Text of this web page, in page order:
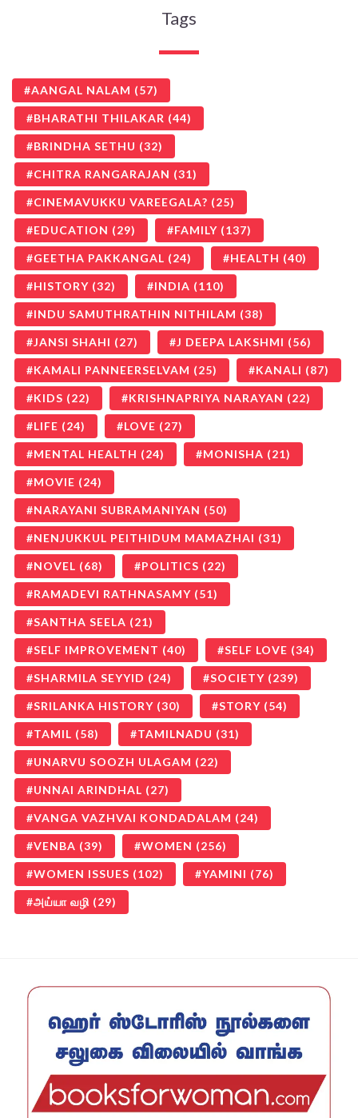
Tags
AANGAL NALAM (57)
BHARATHI THILAKAR (44)
BRINDHA SETHU (32)
CHITRA RANGARAJAN (31)
CINEMAVUKKU VAREEGALA? (25)
EDUCATION (29) FAMILY (137)
GEETHA PAKKANGAL (24) HEALTH (40)
HISTORY (32) INDIA (110)
INDU SAMUTHRATHIN NITHILAM (38)
JANSI SHAHI (27) J DEEPA LAKSHMI (56)
KAMALI PANNEERSELVAM (25) KANALI (87)
KIDS (22) KRISHNAPRIYA NARAYAN (22)
LIFE (24) LOVE (27)
MENTAL HEALTH (24) MONISHA (21)
MOVIE (24)
NARAYANI SUBRAMANIYAN (50)
NENJUKKUL PEITHIDUM MAMAZHAI (31)
NOVEL (68) POLITICS (22)
RAMADEVI RATHNASAMY (51)
SANTHA SEELA (21)
SELF IMPROVEMENT (40) SELF LOVE (34)
SHARMILA SEYYID (24) SOCIETY (239)
SRILANKA HISTORY (30) STORY (54)
TAMIL (58) TAMILNADU (31)
UNARVU SOOZH ULAGAM (22)
UNNAI ARINDHAL (27)
VANGA VAZHVAI KONDADALAM (24)
VENBA (39) WOMEN (256)
WOMEN ISSUES (102) YAMINI (76)
அய்யா வழி (29)